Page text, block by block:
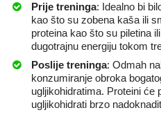
Prije treninga: Idealno bi
kao što su zobena kaša ili
proteina kao što su piletina
dugotrajnu energiju tokom
Poslije treninga: Odmah
konzumiranje obroka
ugljikohidratima. Proteini
ugljikohidrati brzo